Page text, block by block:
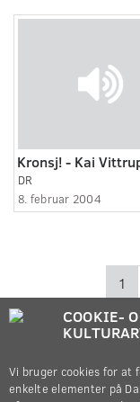
Kronsj! - Kai
DR
8. februar 2004
1
COOKIE-
Vi bruger cookies for at
enkelte elementer på